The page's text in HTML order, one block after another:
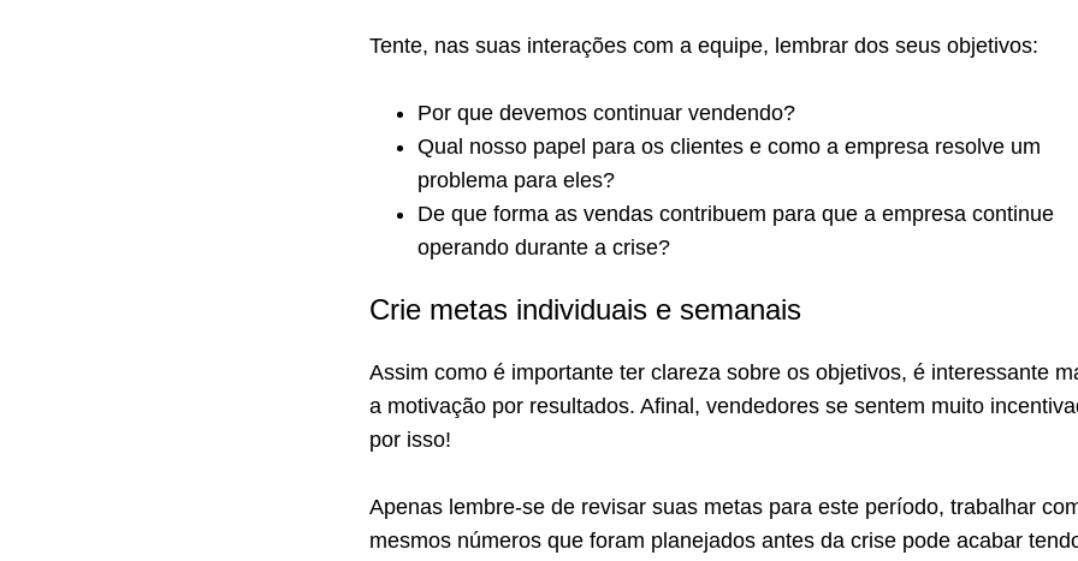
Tente, nas suas interações com a equipe, lembrar dos seus objetivos:
Por que devemos continuar vendendo?
Qual nosso papel para os clientes e como a empresa resolve um
problema para eles?
De que forma as vendas contribuem para que a empresa continue
operando durante a crise?
Crie metas individuais e semanais
Assim como é importante ter clareza sobre os objetivos, é interessante
a motivação por resultados. Afinal, vendedores se sentem muito
por isso!
Apenas lembre-se de revisar suas metas para este período, trabalhar
mesmos números que foram planejados antes da crise pode acabar